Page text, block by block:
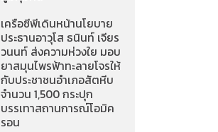
เครือซีพีเดินหน้านโยบาย
ประธานอาวุโส ธนินท์ เจียร
วนนท์ ส่งความห่วงใย มอบ
ยาสมุนไพรฟ้าทะลายโจรให้
กับประชาชนอำเภอสัตหีบ
จำนวน 1,500 กระปุก
บรรเทาสถานการณ์โอมิค
รอน